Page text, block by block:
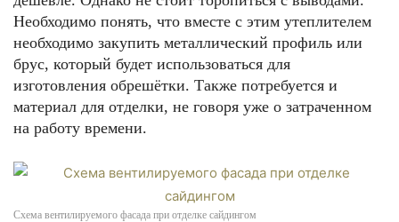
Необходимо понять, что вместе с этим утеплителем
необходимо закупить металлический профиль или
брус, который будет использоваться для
изготовления обрешётки. Также потребуется и
материал для отделки, не говоря уже о затраченном
на работу времени.
Схема вентилируемого фасада при отделке сайдингом